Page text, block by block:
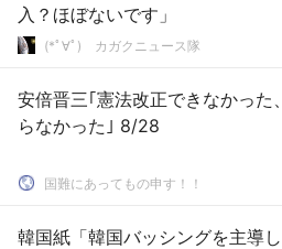
入？ほぼないです」
(*ﾟ∀ﾟ)ゞカガクニュース隊
安倍晋三｢憲法改正できなかった
らなかった｣ 8/28
国難にあってもの申す！！
韓国紙「韓国バッシングを主導